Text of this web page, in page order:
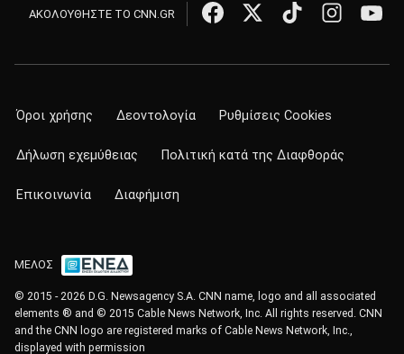
ΑΚΟΛΟΥΘΗΣΤΕ ΤΟ CNN.GR
Όροι χρήσης Δεοντολογία Ρυθμίσεις Cookies
Δήλωση εχεμύθειας Πολιτική κατά της Διαφθοράς
Επικοινωνία Διαφήμιση
ΜΕΛΟΣ
© 2015 - 2026 D.G. Newsagency S.A. CNN name, logo and all associated
elements ® and © 2015 Cable News Network, Inc. All rights reserved. CNN
and the CNN logo are registered marks of Cable News Network, Inc.,
displayed with permission